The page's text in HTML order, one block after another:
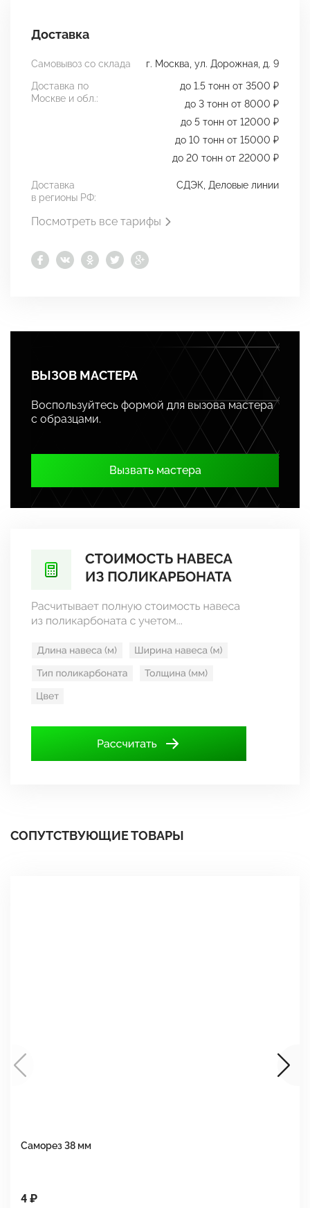
Доставка
Самовывоз со склада
г. Москва, ул. Дорожная, д. 9
Доставка по
Москве и обл.:
до 1.5 тонн от 3500 ₽
до 3 тонн от 8000 ₽
до 5 тонн от 12000 ₽
до 10 тонн от 15000 ₽
до 20 тонн от 22000 ₽
Доставка
в регионы РФ:
СДЭК, Деловые линии
Посмотреть все тарифы
ВЫЗОВ МАСТЕРА
Воспользуйтесь формой для вызова мастера
с образцами.
Вызвать мастера
СОПУТСТВУЮЩИЕ ТОВАРЫ
Саморез 38 мм
4 ₽